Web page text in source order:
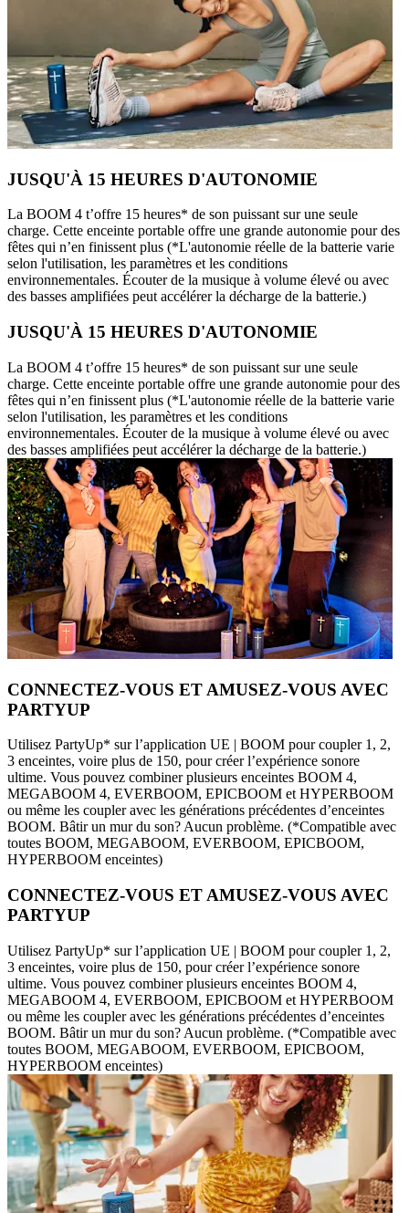
JUSQU'À 15 HEURES D'AUTONOMIE
La BOOM 4 t’offre 15 heures* de son puissant sur une seule
charge. Cette enceinte portable offre une grande autonomie pour des
fêtes qui n’en finissent plus (*L'autonomie réelle de la batterie varie
selon l'utilisation, les paramètres et les conditions
environnementales. Écouter de la musique à volume élevé ou avec
des basses amplifiées peut accélérer la décharge de la batterie.)
JUSQU'À 15 HEURES D'AUTONOMIE
La BOOM 4 t’offre 15 heures* de son puissant sur une seule
charge. Cette enceinte portable offre une grande autonomie pour des
fêtes qui n’en finissent plus (*L'autonomie réelle de la batterie varie
selon l'utilisation, les paramètres et les conditions
environnementales. Écouter de la musique à volume élevé ou avec
des basses amplifiées peut accélérer la décharge de la batterie.)
CONNECTEZ-VOUS ET AMUSEZ-VOUS AVEC
PARTYUP
Utilisez PartyUp* sur l’application UE | BOOM pour coupler 1, 2,
3 enceintes, voire plus de 150, pour créer l’expérience sonore
ultime. Vous pouvez combiner plusieurs enceintes BOOM 4,
MEGABOOM 4, EVERBOOM, EPICBOOM et HYPERBOOM
ou même les coupler avec les générations précédentes d’enceintes
BOOM. Bâtir un mur du son? Aucun problème. (*Compatible avec
toutes BOOM, MEGABOOM, EVERBOOM, EPICBOOM,
HYPERBOOM enceintes)
CONNECTEZ-VOUS ET AMUSEZ-VOUS AVEC
PARTYUP
Utilisez PartyUp* sur l’application UE | BOOM pour coupler 1, 2,
3 enceintes, voire plus de 150, pour créer l’expérience sonore
ultime. Vous pouvez combiner plusieurs enceintes BOOM 4,
MEGABOOM 4, EVERBOOM, EPICBOOM et HYPERBOOM
ou même les coupler avec les générations précédentes d’enceintes
BOOM. Bâtir un mur du son? Aucun problème. (*Compatible avec
toutes BOOM, MEGABOOM, EVERBOOM, EPICBOOM,
HYPERBOOM enceintes)